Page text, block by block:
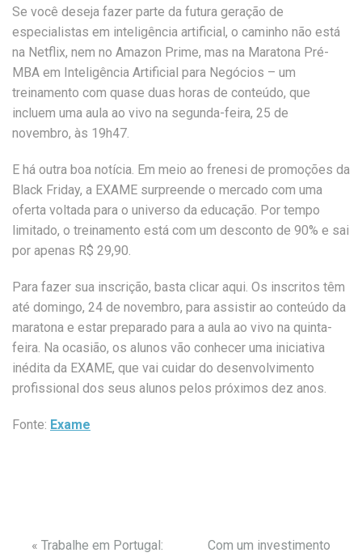
Se você deseja fazer parte da futura geração de
especialistas em inteligência artificial, o caminho não está
na Netflix, nem no Amazon Prime, mas na Maratona Pré-
MBA em Inteligência Artificial para Negócios – um
treinamento com quase duas horas de conteúdo, que
incluem uma aula ao vivo na segunda-feira, 25 de
novembro, às 19h47.
E há outra boa notícia. Em meio ao frenesi de promoções da
Black Friday, a EXAME surpreende o mercado com uma
oferta voltada para o universo da educação. Por tempo
limitado, o treinamento está com um desconto de 90% e sai
por apenas R$ 29,90.
Para fazer sua inscrição, basta clicar aqui. Os inscritos têm
até domingo, 24 de novembro, para assistir ao conteúdo da
maratona e estar preparado para a aula ao vivo na quinta-
feira. Na ocasião, os alunos vão conhecer uma iniciativa
inédita da EXAME, que vai cuidar do desenvolvimento
profissional dos seus alunos pelos próximos dez anos.
Fonte: Exame
« Trabalhe em Portugal:
Com um investimento